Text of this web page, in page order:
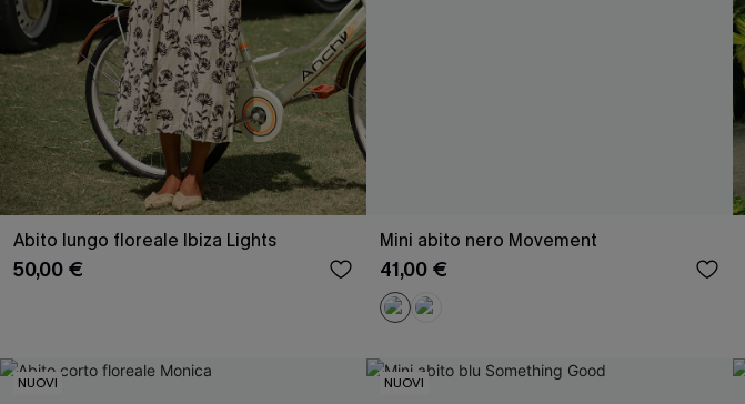
Abito lungo floreale Ibiza Lights
50,00 €
Mini abito nero Movement
41,00 €
NUOVI NUOVI